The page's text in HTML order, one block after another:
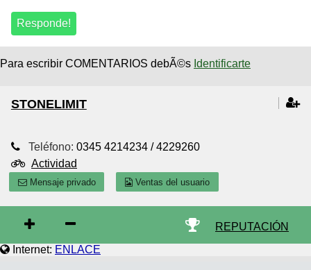
Para escribir COMENTARIOS debÃ©s Identificarte
STONELIMIT
Teléfono: 0345 4214234 / 4229260
Actividad
Mensaje privado Ventas del usuario
REPUTACIÓN
Internet: ENLACE